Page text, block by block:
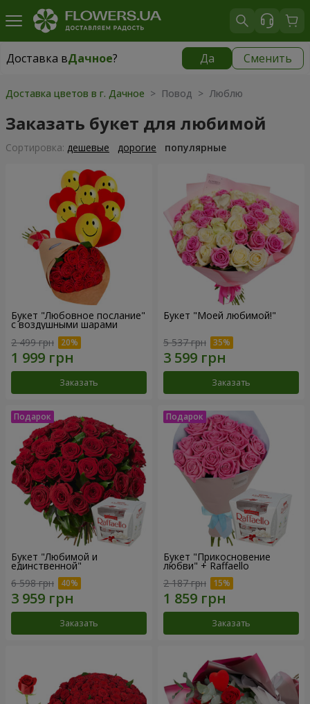
Доставка вДачное? Да Сменить
Доставка вДачное|
Доставка цветов в г. Дачное > Повод > Люблю
Заказать букет для любимой
Cортировка: дешевые дорогие популярные
Букет "Любовное послание"
с воздушными шарами
2 499 грн
Заказать
Букет "Моей любимой!"
5 537 грн
Заказать
Букет "Любимой и
единственной"
6 598 грн
Заказать
Букет "Прикосновение
любви" + Raffaello
2 187 грн
Заказать